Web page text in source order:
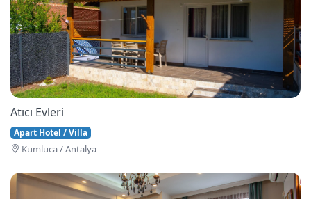
Atıcı Evleri
Apart Hotel / Villa
Kumluca / Antalya